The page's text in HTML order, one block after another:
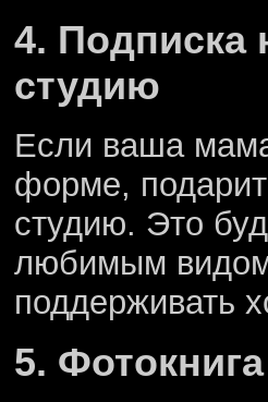
4. Подписка
студию
Если ваша
форме,
студию. Это
любимым видом
поддерживать
5.